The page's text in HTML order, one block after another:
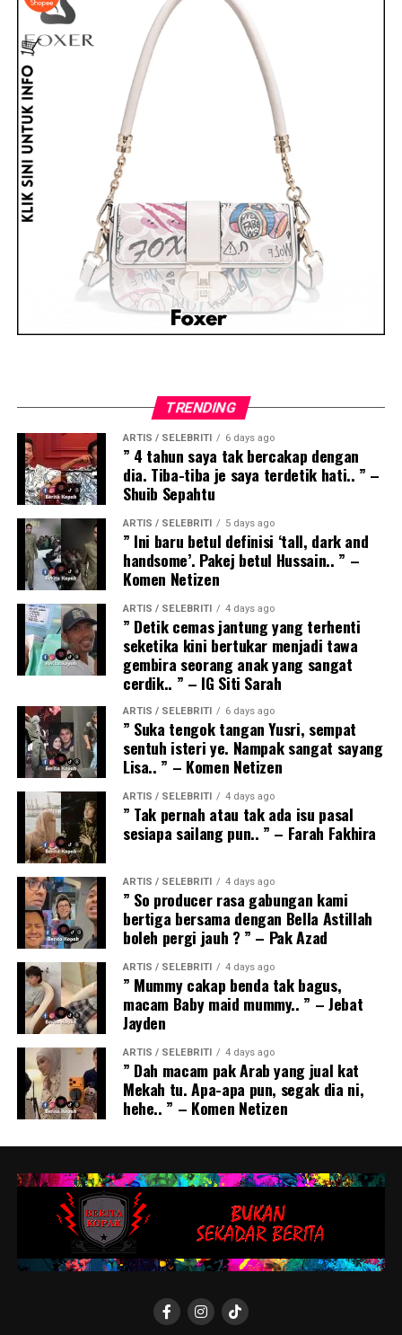
TRENDING
ARTIS / SELEBRITI 6 days ago
” 4 tahun saya tak bercakap dengan
dia. Tiba-tiba je saya terdetik hati.. ” –
Shuib Sepahtu
ARTIS / SELEBRITI 5 days ago
” Ini baru betul definisi ‘tall, dark and
handsome’. Pakej betul Hussain.. ” –
Komen Netizen
ARTIS / SELEBRITI 4 days ago
” Detik cemas jantung yang terhenti
seketika kini bertukar menjadi tawa
gembira seorang anak yang sangat
cerdik.. ” – IG Siti Sarah
ARTIS / SELEBRITI 6 days ago
” Suka tengok tangan Yusri, sempat
sentuh isteri ye. Nampak sangat sayang
Lisa.. ” – Komen Netizen
ARTIS / SELEBRITI 4 days ago
” Tak pernah atau tak ada isu pasal
sesiapa sailang pun.. ” – Farah Fakhira
ARTIS / SELEBRITI 4 days ago
” So producer rasa gabungan kami
bertiga bersama dengan Bella Astillah
boleh pergi jauh ? ” – Pak Azad
ARTIS / SELEBRITI 4 days ago
” Mummy cakap benda tak bagus,
macam Baby maid mummy.. ” – Jebat
Jayden
ARTIS / SELEBRITI 4 days ago
” Dah macam pak Arab yang jual kat
Mekah tu. Apa-apa pun, segak dia ni,
hehe.. ” – Komen Netizen